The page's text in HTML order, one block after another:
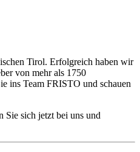
Tirol. Erfolgreich haben wir
von mehr als 1750
ins Team FRISTO und schauen
Sie sich jetzt bei uns und